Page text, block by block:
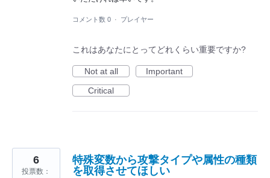
コメント数 0 · プレイヤー
これはあなたにとってどれくらい重要ですか?
Not at all
Important
Critical
特殊変数から攻撃タイプや属性の種類
を取得させてほしい
6
投票数：